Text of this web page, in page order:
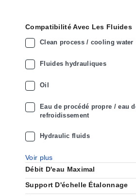
Compatibilité Avec Les Fluides
Clean process / cooling water
Fluides hydrauliques
Oil
Eau de procédé propre / eau
refroidissement
Hydraulic fluids
Voir plus
Débit D'eau Maximal
Support D'échelle Étalonnage